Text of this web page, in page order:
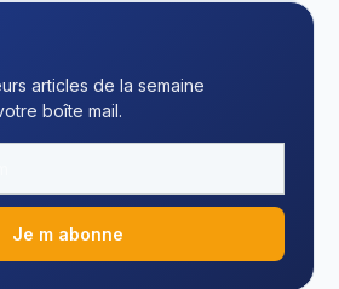
articles de la semaine
boîte mail.
Je m abonne